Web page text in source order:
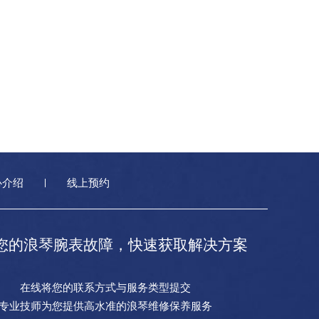
绍 线上预约
的浪琴腕表故障，快速获取解决方案
在线将您的联系方式与服务类型提交
业技师为您提供高水准的浪琴维修保养服务